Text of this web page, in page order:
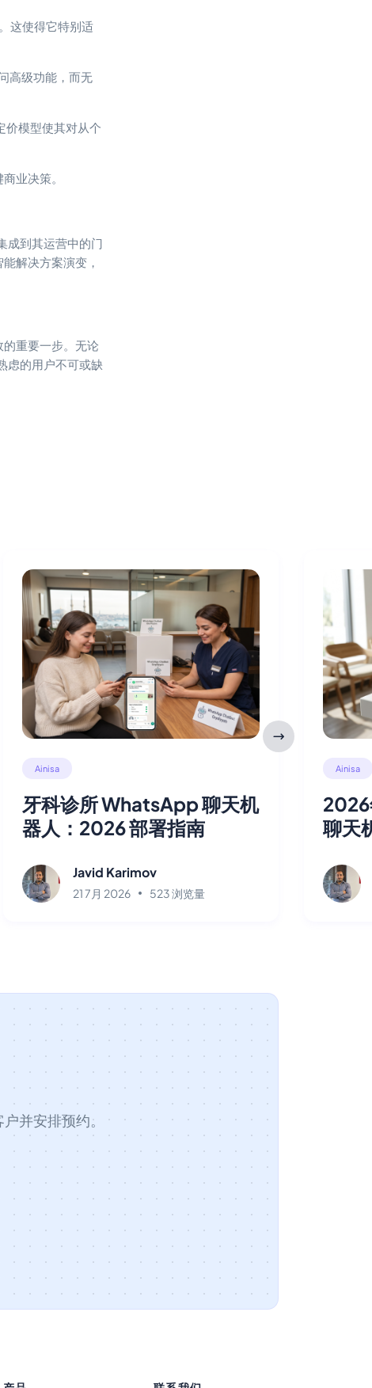
这使得它特别适
高级功能，而无
模型使其对从个
业决策。
成到其运营中的门
解决方案演变，
重要一步。无论
虑的用户不可或缺
Ainisa
牙科诊所 WhatsApp 聊天机
器人：2026 部署指南
Javid Karimov
21 7月 2026 523 浏览量
Ainisa
聊天
并安排预约。